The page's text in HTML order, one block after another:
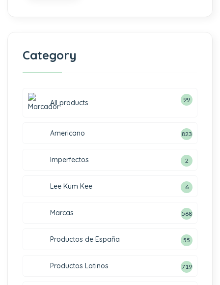
Category
All products 99
Americano 823
Imperfectos 2
Lee Kum Kee 6
Marcas 568
Productos de España 55
Productos Latinos 719